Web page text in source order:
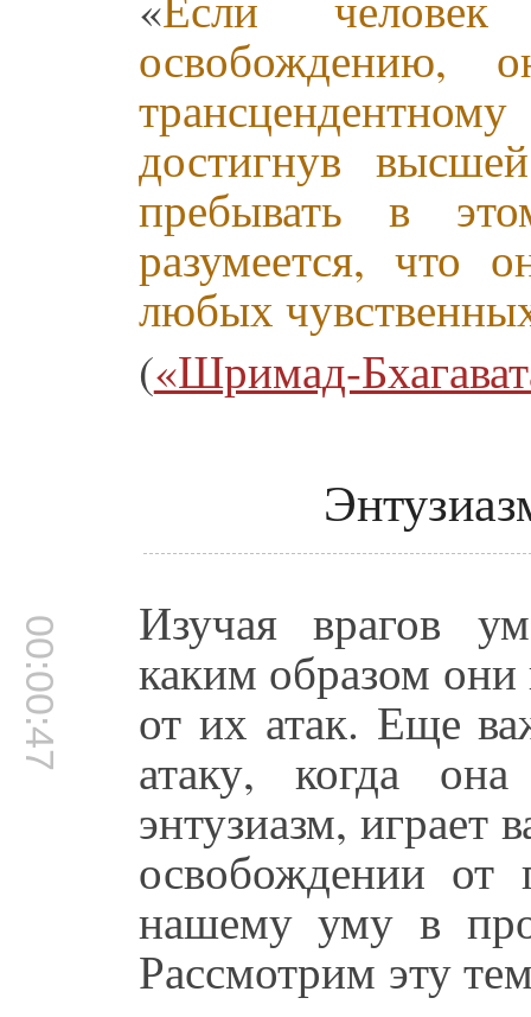
освобождению,
достигнув
пребывать в
разумеется, что
любых
(«Шримад-
00:00:47 Изучая врагов
каким образом они
от их атак. Еще
атаку, когда
энтузиазм,
освобождении от
нашему уму в
Рассмотрим эту